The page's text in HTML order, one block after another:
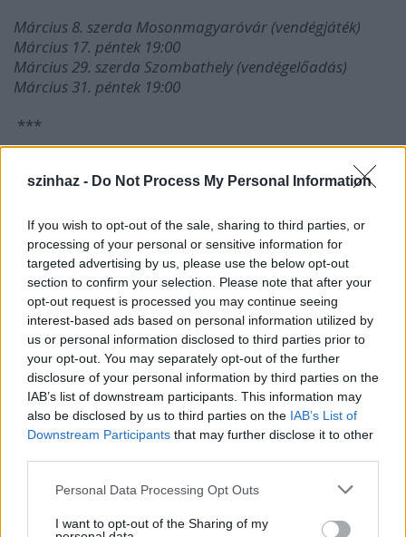
szinhaz - Do Not Process My Personal Information
If you wish to opt-out of the sale, sharing to third parties, or
processing of your personal or sensitive information for
targeted advertising by us, please use the below opt-out
section to confirm your selection. Please note that after your
opt-out request is processed you may continue seeing
interest-based ads based on personal information utilized by
us or personal information disclosed to third parties prior to
your opt-out. You may separately opt-out of the further
disclosure of your personal information by third parties on the
IAB’s list of downstream participants. This information may
also be disclosed by us to third parties on the IAB’s List of
Downstream Participants that may further disclose it to other
Please note that this website/app uses one or more Google
not limited to your visit or usage behaviour. You may click to
Personal Data Processing Opt Outs
I want to opt-out of the Sharing of my
Március 8. szerda Mosonmagyaróvár (vendégjáték)
Március 17. péntek 19:00
Március 29. szerda Szombathely (vendégelőadás)
Március 31. péntek 19:00
***
(vígjáték)
Részlet a Teaház c. előadásból / fotó:
Lipták Péter
Szereposztás:
Szakácsi Sándor